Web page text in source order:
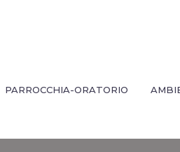
PARROCCHIA-ORATORIO